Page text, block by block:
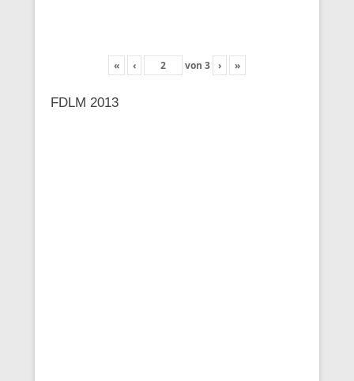
« ‹ von 3 › »
FDLM 2013